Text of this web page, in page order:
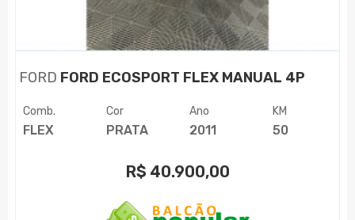
FORD FORD ECOSPORT FLEX MANUAL 4P
Comb.
FLEX
Cor
PRATA
Ano
2011
KM
50
R$ 40.900,00